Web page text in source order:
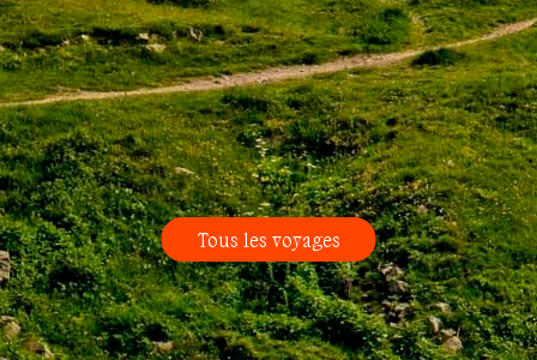
Tous les voyages